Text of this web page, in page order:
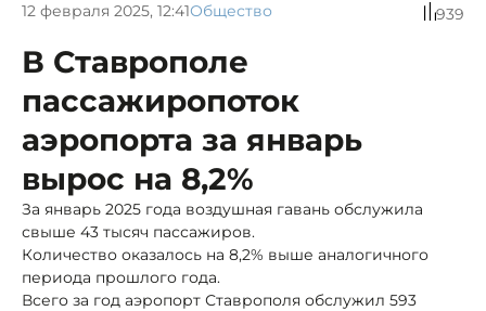
12 февраля 2025, 12:41Общество 939
В Ставрополе
пассажиропоток
аэропорта за январь
вырос на 8,2%
За январь 2025 года воздушная гавань обслужила
свыше 43 тысяч пассажиров.
Количество оказалось на 8,2% выше аналогичного
периода прошлого года.
Всего за год аэропорт Ставрополя обслужил 593